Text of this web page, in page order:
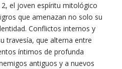
el joven espíritu mitológico
que amenazan no solo su
Conflictos internos y
travesía, que alterna entre
íntimos de profunda
antiguos y a nuevos